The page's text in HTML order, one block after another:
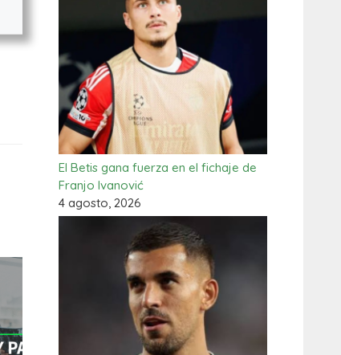
El Betis gana fuerza en el fichaje de
Franjo Ivanović
4 agosto, 2026